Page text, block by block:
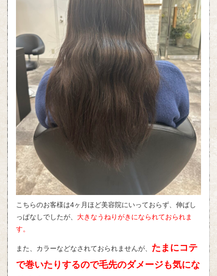
こちらのお客様は4ヶ月ほど美容院にいっておらず、伸ばし
っぱなしでしたが、 大きなうねりがきになられておられま
す。
また、カラーなどなされておられませんが、 たまにコテ
で巻いたりするので毛先のダメージも気にな